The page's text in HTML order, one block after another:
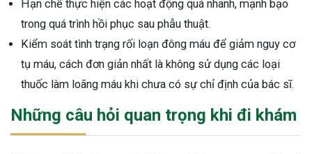
Hạn chế thực hiện các hoạt động quá nhanh, mạnh bạo
trong quá trình hồi phục sau phẫu thuật.
Kiểm soát tình trạng rối loạn đông máu để giảm nguy cơ
tụ máu, cách đơn giản nhất là không sử dụng các loại
thuốc làm loãng máu khi chưa có sự chỉ định của bác sĩ.
Những câu hỏi quan trọng khi đi khám